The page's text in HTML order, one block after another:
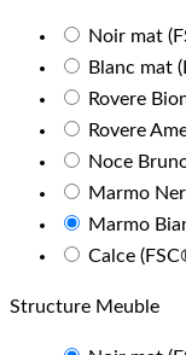
Noir mat
Blanc mat
Rovere
Rovere
Noce
Marmo
Marmo
Calce
Structure Meuble